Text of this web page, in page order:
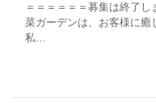
＝＝＝＝＝＝募集は終了
菜ガーデンは、お客様に癒
私…